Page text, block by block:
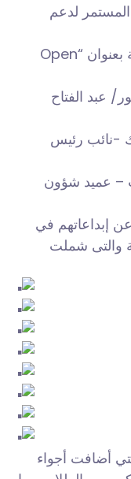
لدعم
نظمت إدارة الانشطة الطلابية فعالية بعنوان “Open
عبد الفتاح
-نائب رئيس
– عميد شؤون
إبداعاتهم في
والتى شملت
أضافت أجواء